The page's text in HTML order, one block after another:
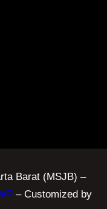
Barat (MSJB) –
– Customized by